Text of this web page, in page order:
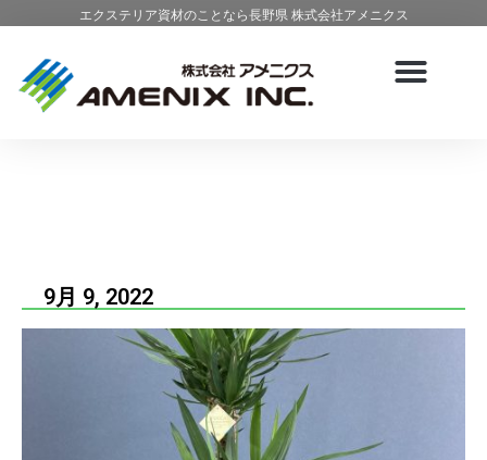
エクステリア資材のことなら長野県 株式会社アメニクス
9月 9, 2022